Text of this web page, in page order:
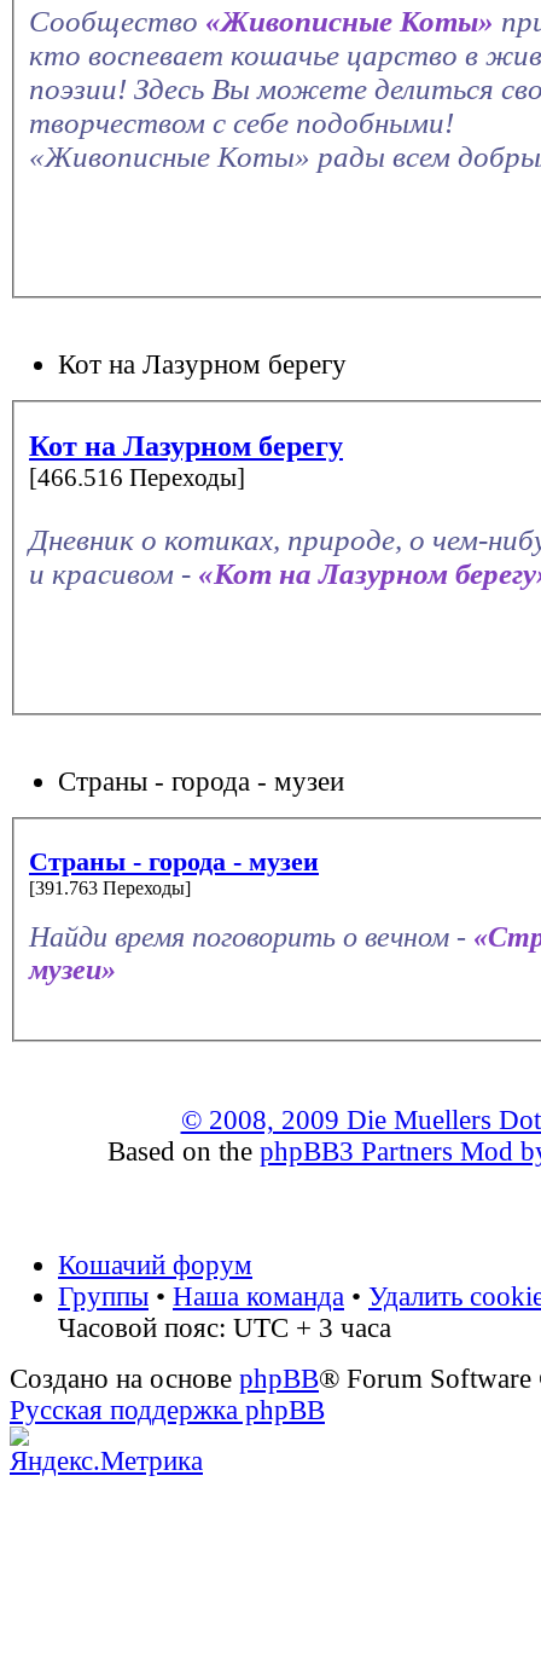
Сообщество «Живописные Коты»
кто воспевает кошачье царство в
поэзии! Здесь Вы можете делиться
творчеством с себе подобными!
«Живописные Коты» рады всем
Кот на Лазурном берегу
Кот на Лазурном берегу
[466.516 Переходы]
Дневник о котиках, природе, о чем-
и красивом - «Кот на Лазурном
Страны - города - музеи
Страны - города - музеи
[391.763 Переходы]
Найди время поговорить о вечном -
музеи»
© 2008, 2009 Die Muellers
Based on the phpBB3 Partners Mod
Кошачий форум
Группы • Наша команда • Удалить
Часовой пояс: UTC + 3 часа
Создано на основе phpBB® Forum
Русская поддержка phpBB